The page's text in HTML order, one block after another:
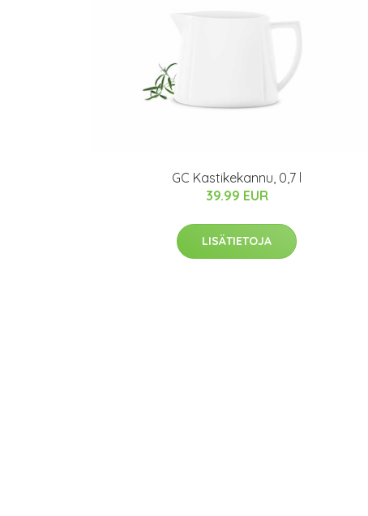
GC Kastikekannu, 0,7 l
39.99 EUR
LISÄTIETOJA